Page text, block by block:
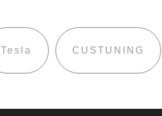
Tesla CUSTUNING